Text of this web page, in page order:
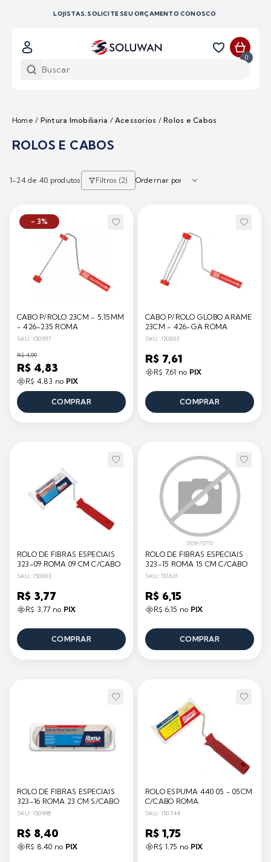
LOJISTAS, SOLICITE SEU ORÇAMENTO CONOSCO
0
Home / Pintura Imobiliaria / Acessorios /Rolos e Cabos
ROLOS E CABOS
1-24 de 40 produtos Filtros (2)
- 3%
CABO P/ROLO 23CM - 5,15MM
- 426-235 ROMA
SKU: 150597
R$ 4,99
R$ 4,83
R$ 4,83 no PIX
COMPRAR
CABO P/ROLO GLOBO ARAME
23CM - 426-GA ROMA
SKU: 150653
R$ 7,61
R$ 7,61 no PIX
COMPRAR
ROLO DE FIBRAS ESPECIAIS
323-09 ROMA 09 CM C/CABO
SKU: 150603
R$ 3,77
R$ 3,77 no PIX
COMPRAR
ROLO DE FIBRAS ESPECIAIS
323-15 ROMA 15 CM C/CABO
SKU: 151631
R$ 6,15
R$ 6,15 no PIX
COMPRAR
ROLO DE FIBRAS ESPECIAIS
323-16 ROMA 23 CM S/CABO
SKU: 150998
R$ 8,40
R$ 8,40 no PIX
ROLO ESPUMA 440 05 - 05CM
C/CABO ROMA
SKU: 150744
R$ 1,75
R$ 1,75 no PIX